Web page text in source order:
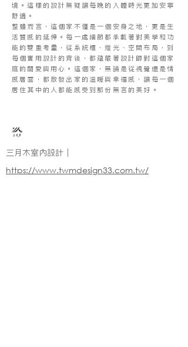
境。這樣的設計無疑讓每晚的入睡時光更加安寧
舒適。
整體而言，這個家不僅是一個安身之地，更是生
活質感的延伸。每一處細節都承載著對美學和功
能的雙重考量，從系統櫃、燈光、空間布局，到
每個實用設計的背後，都蘊藏著設計師對這個家
庭的關愛與用心。這個家，無論是從視覺還是情
感層面，都散發出家的溫暖與幸福感，讓每一個
居住其中的人都能感受到那份無言的美好。
三月木室內設計｜
https://www.twmdesign33.com.tw/